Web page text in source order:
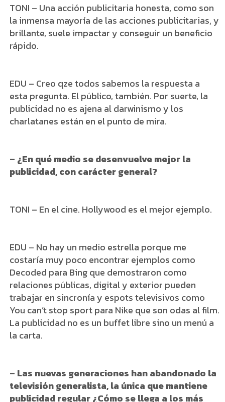
TONI – Una acción publicitaria honesta, como son
la inmensa mayoría de las acciones publicitarias, y
brillante, suele impactar y conseguir un beneficio
rápido.
EDU – Creo qze todos sabemos la respuesta a
esta pregunta. El público, también. Por suerte, la
publicidad no es ajena al darwinismo y los
charlatanes están en el punto de mira.
– ¿En qué medio se desenvuelve mejor la
publicidad, con carácter general?
TONI – En el cine. Hollywood es el mejor ejemplo.
EDU – No hay un medio estrella porque me
costaría muy poco encontrar ejemplos como
Decoded para Bing que demostraron como
relaciones públicas, digital y exterior pueden
trabajar en sincronía y espots televisivos como
You can’t stop sport para Nike que son odas al film.
La publicidad no es un buffet libre sino un menú a
la carta.
– Las nuevas generaciones han abandonado la
televisión generalista, la única que mantiene
publicidad regular ¿Cómo se llega a los más